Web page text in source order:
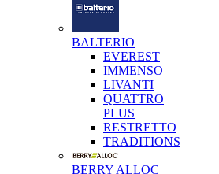
BALTERIO
EVEREST
IMMENSO
LIVANTI
QUATTRO
PLUS
RESTRETTO
TRADITIONS
BERRY ALLOC